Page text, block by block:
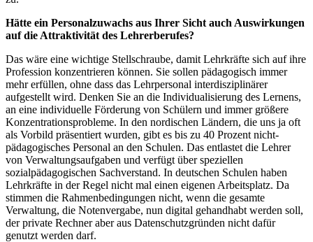
Hätte ein Personalzuwachs aus Ihrer Sicht auch Auswirkungen
auf die Attraktivität des Lehrerberufes?
Das wäre eine wichtige Stellschraube, damit Lehrkräfte sich auf ihre
Profession konzentrieren können. Sie sollen pädagogisch immer
mehr erfüllen, ohne dass das Lehrpersonal interdisziplinärer
aufgestellt wird. Denken Sie an die Individualisierung des Lernens,
an eine individuelle Förderung von Schülern und immer größere
Konzentrationsprobleme. In den nordischen Ländern, die uns ja oft
als Vorbild präsentiert wurden, gibt es bis zu 40 Prozent nicht-
pädagogisches Personal an den Schulen. Das entlastet die Lehrer
von Verwaltungsaufgaben und verfügt über speziellen
sozialpädagogischen Sachverstand. In deutschen Schulen haben
Lehrkräfte in der Regel nicht mal einen eigenen Arbeitsplatz. Da
stimmen die Rahmenbedingungen nicht, wenn die gesamte
Verwaltung, die Notenvergabe, nun digital gehandhabt werden soll,
der private Rechner aber aus Datenschutzgründen nicht dafür
genutzt werden darf.